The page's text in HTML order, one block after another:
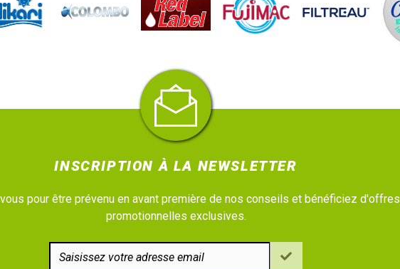
INSCRIPTION À LA NEWSLETTER
pour être prévenu en avant première de nos conseils et bénéficiez d'offres
promotionnelles exclusives.